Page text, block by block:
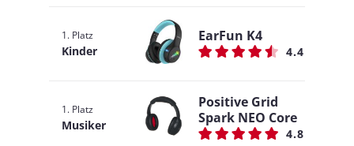
1. Platz
Kinder
EarFun K4
4.4
1. Platz
Musiker
Positive Grid
Spark NEO Core
4.8